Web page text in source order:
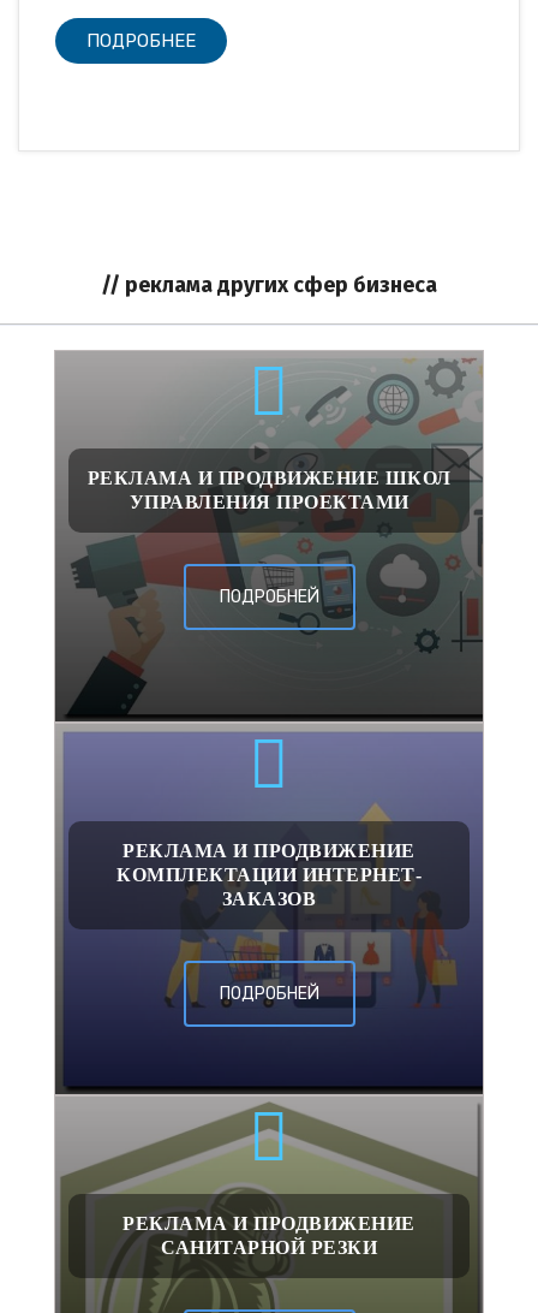
ПОДРОБНЕЕ
// реклама других сфер бизнеса
РЕКЛАМА И ПРОДВИЖЕНИЕ ШКОЛ
УПРАВЛЕНИЯ ПРОЕКТАМИ
ПОДРОБНЕЙ
РЕКЛАМА И ПРОДВИЖЕНИЕ
КОМПЛЕКТАЦИИ ИНТЕРНЕТ-
ЗАКАЗОВ
ПОДРОБНЕЙ
РЕКЛАМА И ПРОДВИЖЕНИЕ
САНИТАРНОЙ РЕЗКИ